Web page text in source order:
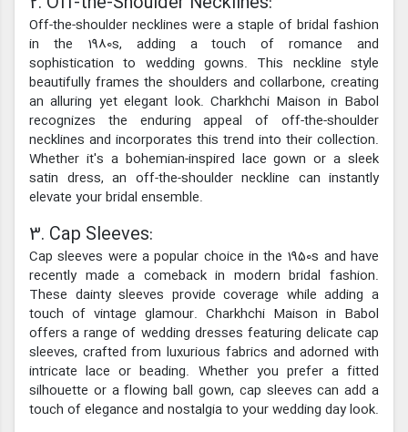
Off-the-shoulder necklines were a staple of bridal fashion
in the 1980s, adding a touch of romance and
sophistication to wedding gowns. This neckline style
beautifully frames the shoulders and collarbone, creating
an alluring yet elegant look. Charkhchi Maison in Babol
recognizes the enduring appeal of off-the-shoulder
necklines and incorporates this trend into their collection.
Whether it's a bohemian-inspired lace gown or a sleek
satin dress, an off-the-shoulder neckline can instantly
elevate your bridal ensemble.
3. Cap Sleeves:
Cap sleeves were a popular choice in the 1950s and have
recently made a comeback in modern bridal fashion.
These dainty sleeves provide coverage while adding a
touch of vintage glamour. Charkhchi Maison in Babol
offers a range of wedding dresses featuring delicate cap
sleeves, crafted from luxurious fabrics and adorned with
intricate lace or beading. Whether you prefer a fitted
silhouette or a flowing ball gown, cap sleeves can add a
touch of elegance and nostalgia to your wedding day look.